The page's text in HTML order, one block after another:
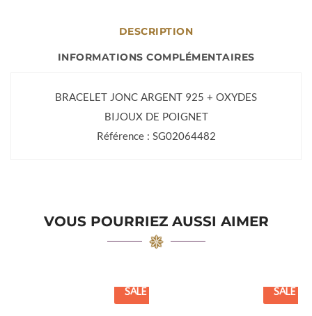
DESCRIPTION
INFORMATIONS COMPLÉMENTAIRES
BRACELET JONC ARGENT 925 + OXYDES
BIJOUX DE POIGNET
Référence : SG02064482
VOUS POURRIEZ AUSSI AIMER
SALE SALE